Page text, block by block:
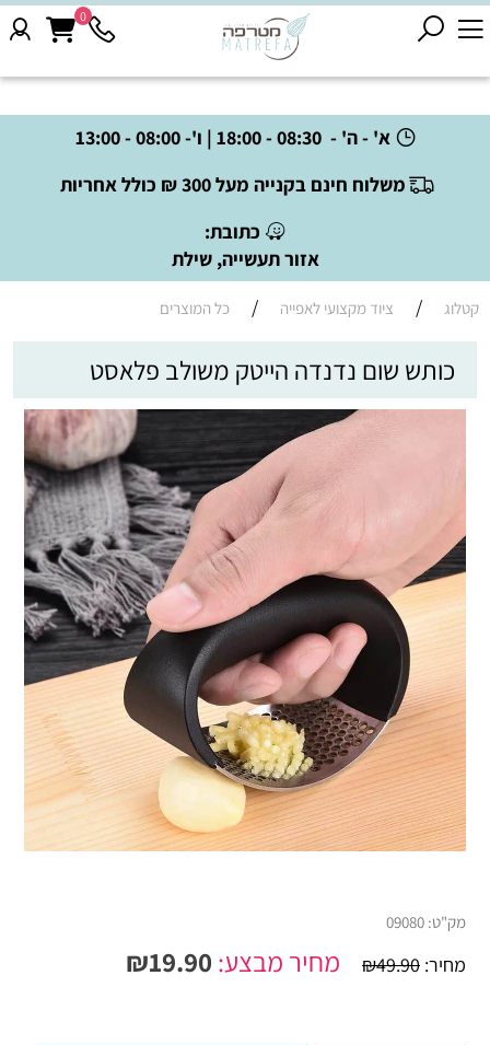
א' - ה' - 08:30 - 18:00 | ו'- 08:00 - 13:00
משלוח חינם בקנייה מעל 300 ₪ כולל אחריות
כתובת:
אזור תעשייה, שילת
0
קטלוג / ציוד מקצועי לאפייה / כל המוצרים
כותש שום נדנדה הייטק משולב פלאסט
מק"ט: 09080
מחיר: ₪49.90 מחיר מבצע: ₪19.90